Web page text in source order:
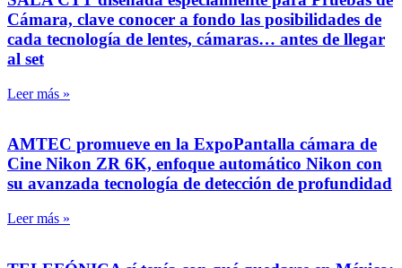
Cámara, clave conocer a fondo las posibilidades de
cada tecnología de lentes, cámaras… antes de llegar
al set
Leer más »
AMTEC promueve en la ExpoPantalla cámara de
Cine Nikon ZR 6K, enfoque automático Nikon con
su avanzada tecnología de detección de profundidad
Leer más »